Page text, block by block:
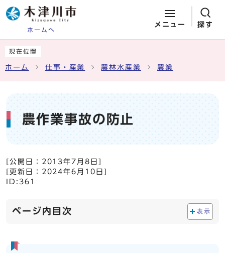
ホームへ
メニュー 探す
現在位置
ホーム 仕事・産業 農林水産業 農業
農作業事故の防止
[公開日： 2013年7月8日
[更新日： 2024年6月10日
ID:361
ページ内目次 表示